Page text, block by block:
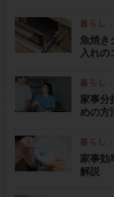
魚焼き
入れの
家事分
めの方
家事効
解説